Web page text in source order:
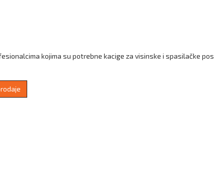
kojima su potrebne kacige za visinske i spasilačke